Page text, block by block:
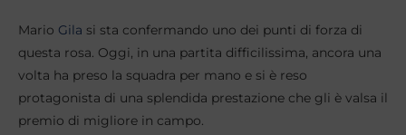
Mario Gila si sta confermando uno dei punti di forza di
questa rosa. Oggi, in una partita difficilissima, ancora una
volta ha preso la squadra per mano e si è reso
protagonista di una splendida prestazione che gli è valsa il
premio di migliore in campo.